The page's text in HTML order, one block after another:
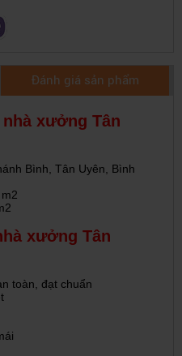
Đánh giá sản phẩm
xưởng Tân
Bình, Tân Uyên, Bình
xưởng Tân
toàn, đạt chuẩn